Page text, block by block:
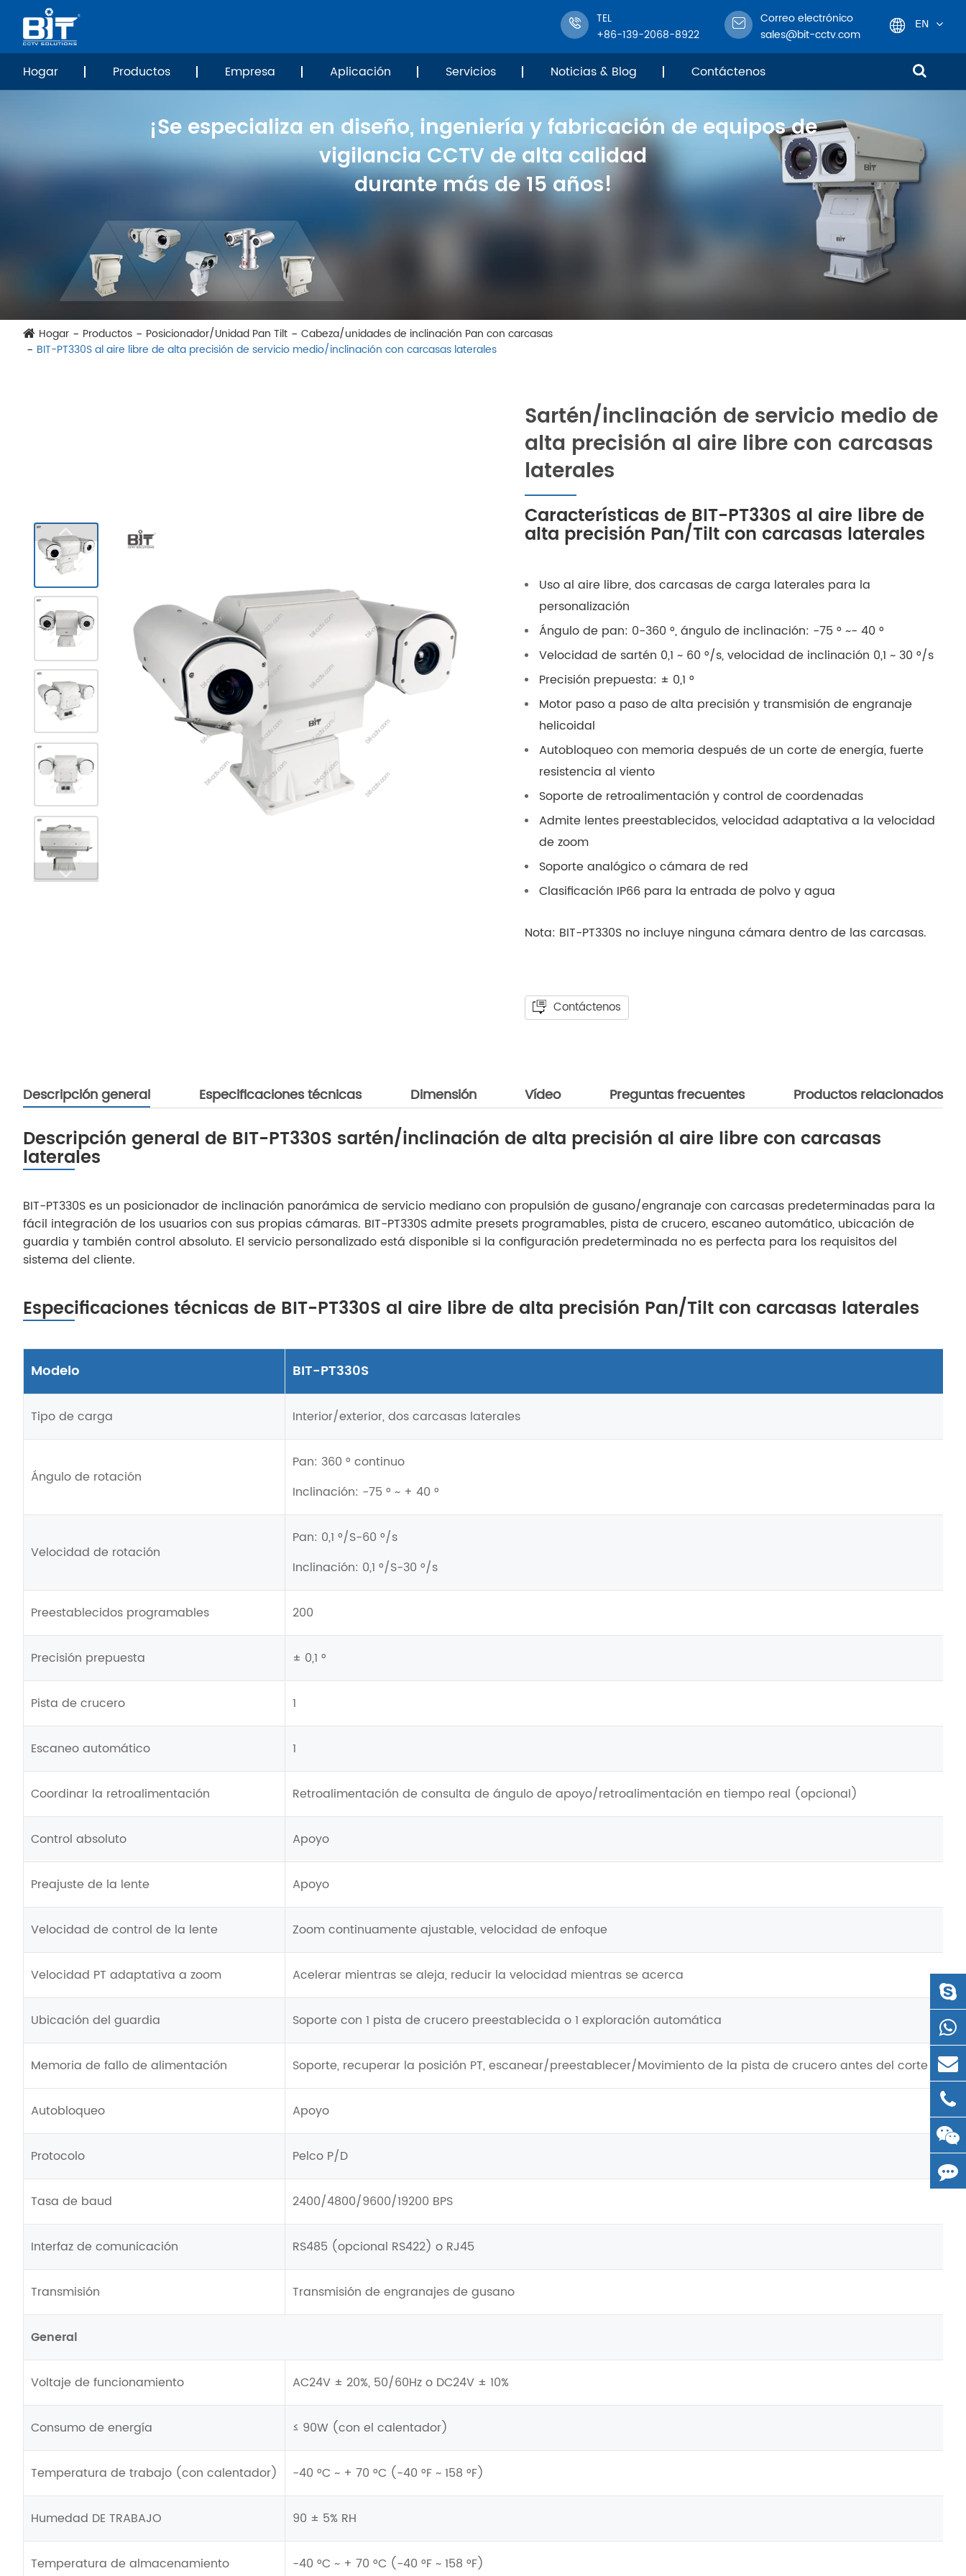
TEL
+86-139-2068-8922
Correo electrónico
sales@bit-cctv.com
EN
한국어
français
Deutsch
Español
tiếng việt
čeština
Svenska
Hogar Productos Empresa Aplicación Servicios Noticias & Blog Contáctenos
¡Se especializa en diseño, ingeniería y fabricación de equipos de
vigilancia CCTV de alta calidad
durante más de 15 años!
Hogar Productos Posicionador/Unidad Pan Tilt
Cabeza/unidades de inclinación Pan con carcasas
BIT-PT330S al aire libre de alta precisión de servicio medio/inclinación con carcasas laterales
Sartén/inclinación de servicio medio de
alta precisión al aire libre con carcasas
laterales
Características de BIT-PT330S al aire libre de
alta precisión Pan/Tilt con carcasas laterales
Uso al aire libre, dos carcasas de carga laterales para la
personalización
Ángulo de pan: 0-360 °, ángulo de inclinación: -75 ° ~- 40 °
Velocidad de sartén 0,1 ~ 60 °/s, velocidad de inclinación 0,1 ~ 30 °/s
Precisión prepuesta: ± 0,1 °
Motor paso a paso de alta precisión y transmisión de engranaje
helicoidal
Autobloqueo con memoria después de un corte de energía, fuerte
resistencia al viento
Soporte de retroalimentación y control de coordenadas
Admite lentes preestablecidos, velocidad adaptativa a la velocidad
de zoom
Soporte analógico o cámara de red
Clasificación IP66 para la entrada de polvo y agua
Nota: BIT-PT330S no incluye ninguna cámara dentro de las carcasas.
Contáctenos
Descripción general Especificaciones técnicas Dimensión Vídeo Preguntas frecuentes Productos relacionados
Descripción general de BIT-PT330S sartén/inclinación de alta precisión al aire libre con carcasas
laterales
BIT-PT330S es un posicionador de inclinación panorámica de servicio mediano con propulsión de gusano/engranaje con carcasas predeterminadas para la
fácil integración de los usuarios con sus propias cámaras. BIT-PT330S admite presets programables, pista de crucero, escaneo automático, ubicación de
guardia y también control absoluto. El servicio personalizado está disponible si la configuración predeterminada no es perfecta para los requisitos del
sistema del cliente.
Especificaciones técnicas de BIT-PT330S al aire libre de alta precisión Pan/Tilt con carcasas laterales
Modelo BIT-PT330S
Tipo de carga Interior/exterior, dos carcasas laterales
Ángulo de rotación
Pan: 360 ° continuo
Inclinación: -75 ° ~ + 40 °
Velocidad de rotación
Pan: 0,1 °/S-60 °/s
Inclinación: 0,1 °/S-30 °/s
Preestablecidos programables 200
Precisión prepuesta ± 0,1 °
Pista de crucero 1
Escaneo automático 1
Coordinar la retroalimentación Retroalimentación de consulta de ángulo de apoyo/retroalimentación en tiempo real (opcional)
Control absoluto Apoyo
Preajuste de la lente Apoyo
Velocidad de control de la lente Zoom continuamente ajustable, velocidad de enfoque
Velocidad PT adaptativa a zoom Acelerar mientras se aleja, reducir la velocidad mientras se acerca
Ubicación del guardia Soporte con 1 pista de crucero preestablecida o 1 exploración automática
Memoria de fallo de alimentación Soporte, recuperar la posición PT, escanear/preestablecer/Movimiento de la pista de crucero antes del corte de
Autobloqueo Apoyo
Protocolo Pelco P/D
Tasa de baud 2400/4800/9600/19200 BPS
Interfaz de comunicación RS485 (opcional RS422) o RJ45
Transmisión Transmisión de engranajes de gusano
General
Voltaje de funcionamiento AC24V ± 20%, 50/60Hz o DC24V ± 10%
Consumo de energía ≤ 90W (con el calentador)
Temperatura de trabajo (con calentador) -40 °C ~ + 70 °C (-40 °F ~ 158 °F)
Humedad DE TRABAJO 90 ± 5% RH
Temperatura de almacenamiento -40 °C ~ + 70 °C (-40 °F ~ 158 °F)